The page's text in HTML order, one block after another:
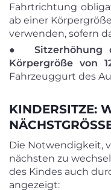
Fahrtrichtung
ab einer
verwenden, sofern
● Sitzerhöhung
Körpergröße von
Fahrzeuggurt des
KINDERSITZE:
Die Notwendigkeit,
nächsten zu
des Kindes auch
angezeigt: